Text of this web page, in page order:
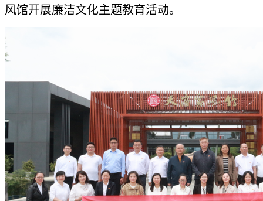
风馆开展廉洁文化主题教育活动。